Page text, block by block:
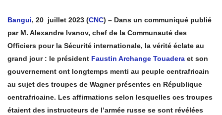
Bangui, 20 juillet 2023 (CNC) – Dans un communiqué publié
par M. Alexandre Ivanov, chef de la Communauté des
Officiers pour la Sécurité internationale, la vérité éclate au
grand jour : le président Faustin Archange Touadera et son
gouvernement ont longtemps menti au peuple centrafricain
au sujet des troupes de Wagner présentes en République
centrafricaine. Les affirmations selon lesquelles ces troupes
étaient des instructeurs de l’armée russe se sont révélées